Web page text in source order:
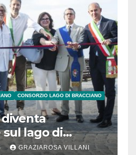
CONSORZIO LAGO DI BRACCIANO
diventa
lago di
ieriGRAZIAROSA VILLANI